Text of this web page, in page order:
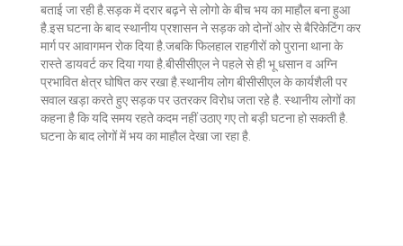
बताई जा रही है.सड़क में दरार बढ़ने से लोगो के बीच भय का माहौल बना हुआ
है.इस घटना के बाद स्थानीय प्रशासन ने सड़क को दोनों ओर से बैरिकेटिंग कर
मार्ग पर आवागमन रोक दिया है.जबकि फिलहाल राहगीरों को पुराना थाना के
रास्ते डायवर्ट कर दिया गया है.बीसीसीएल ने पहले से ही भू धसान व अग्नि
प्रभावित क्षेत्र घोषित कर रखा है.स्थानीय लोग बीसीसीएल के कार्यशैली पर
सवाल खड़ा करते हुए सड़क पर उतरकर विरोध जता रहे है. स्थानीय लोगों का
कहना है कि यदि समय रहते कदम नहीं उठाए गए तो बड़ी घटना हो सकती है.
घटना के बाद लोगों में भय का माहौल देखा जा रहा है.